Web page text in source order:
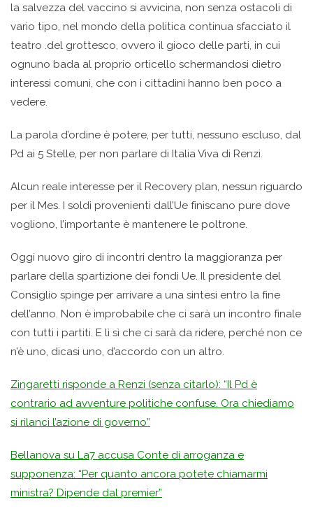
la salvezza del vaccino si avvicina, non senza ostacoli di
vario tipo, nel mondo della politica continua sfacciato il
teatro .del grottesco, ovvero il gioco delle parti, in cui
ognuno bada al proprio orticello schermandosi dietro
interessi comuni, che con i cittadini hanno ben poco a
vedere.
La parola d’ordine è potere, per tutti, nessuno escluso, dal
Pd ai 5 Stelle, per non parlare di Italia Viva di Renzi.
Alcun reale interesse per il Recovery plan, nessun riguardo
per il Mes. I soldi provenienti dall’Ue finiscano pure dove
vogliono, l’importante è mantenere le poltrone.
Oggi nuovo giro di incontri dentro la maggioranza per
parlare della spartizione dei fondi Ue. Il presidente del
Consiglio spinge per arrivare a una sintesi entro la fine
dell’anno. Non è improbabile che ci sarà un incontro finale
con tutti i partiti. E lì sì che ci sarà da ridere, perché non ce
n’è uno, dicasi uno, d’accordo con un altro.
Zingaretti risponde a Renzi (senza citarlo): “Il Pd è
contrario ad avventure politiche confuse. Ora chiediamo
si rilanci l’azione di governo”
Bellanova su La7 accusa Conte di arroganza e
supponenza: “Per quanto ancora potete chiamarmi
ministra? Dipende dal premier”